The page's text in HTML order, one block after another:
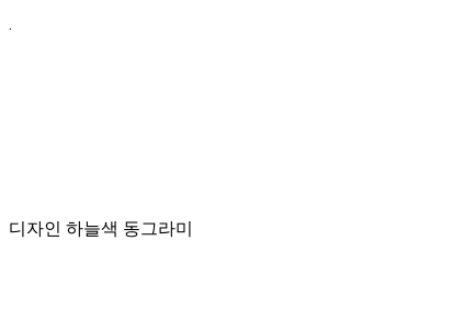
.
디자인 하늘색 동그라미